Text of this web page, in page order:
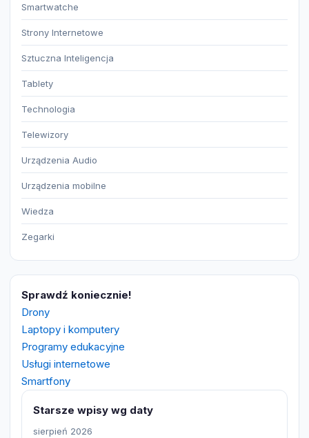
Smartwatche
Strony Internetowe
Sztuczna Inteligencja
Tablety
Technologia
Telewizory
Urządzenia Audio
Urządzenia mobilne
Wiedza
Zegarki
Sprawdź koniecznie!
Drony
Laptopy i komputery
Programy edukacyjne
Usługi internetowe
Smartfony
Starsze wpisy wg daty
sierpień 2026